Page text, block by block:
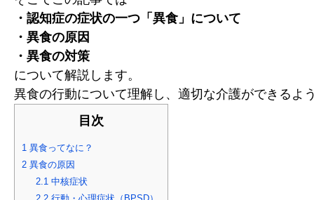
・認知症の症状の一つ「異食」について
・異食の原因
・異食の対策
について解説します。
異食の行動について理解し、適切な介護ができるよ
目次
1 異食ってなに？
2 異食の原因
2.1中核症状